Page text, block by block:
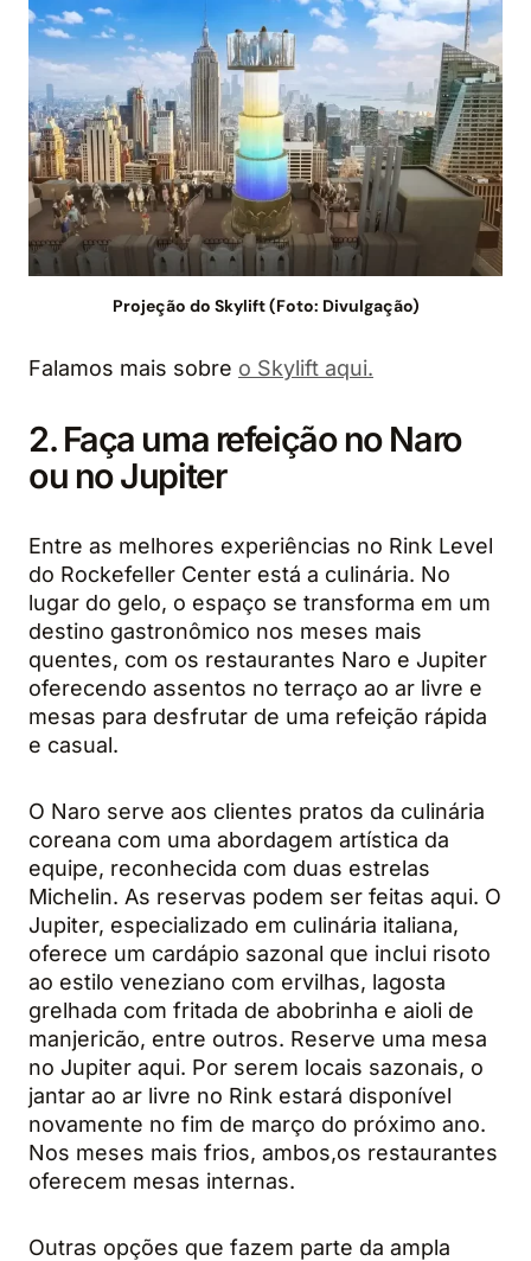
Projeção do Skylift (Foto: Divulgação)
Falamos mais sobre o Skylift aqui.
2. Faça uma refeição no Naro
ou no Jupiter
Entre as melhores experiências no Rink Level
do Rockefeller Center está a culinária. No
lugar do gelo, o espaço se transforma em um
destino gastronômico nos meses mais
quentes, com os restaurantes Naro e Jupiter
oferecendo assentos no terraço ao ar livre e
mesas para desfrutar de uma refeição rápida
e casual.
O Naro serve aos clientes pratos da culinária
coreana com uma abordagem artística da
equipe, reconhecida com duas estrelas
Michelin. As reservas podem ser feitas aqui. O
Jupiter, especializado em culinária italiana,
oferece um cardápio sazonal que inclui risoto
ao estilo veneziano com ervilhas, lagosta
grelhada com fritada de abobrinha e aioli de
manjericão, entre outros. Reserve uma mesa
no Jupiter aqui. Por serem locais sazonais, o
jantar ao ar livre no Rink estará disponível
novamente no fim de março do próximo ano.
Nos meses mais frios, ambos,os restaurantes
oferecem mesas internas.
Outras opções que fazem parte da ampla